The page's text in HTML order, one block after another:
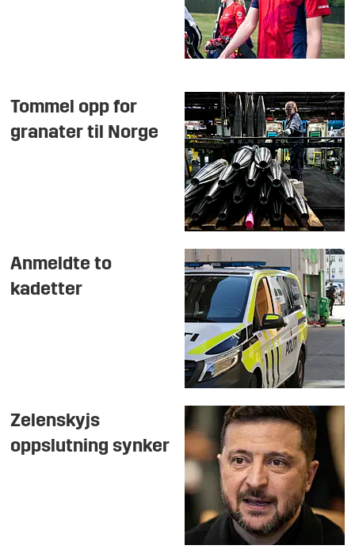
Tommel opp for
granater til Norge
Anmeldte to
kadetter
Zelenskyjs
oppslutning synker